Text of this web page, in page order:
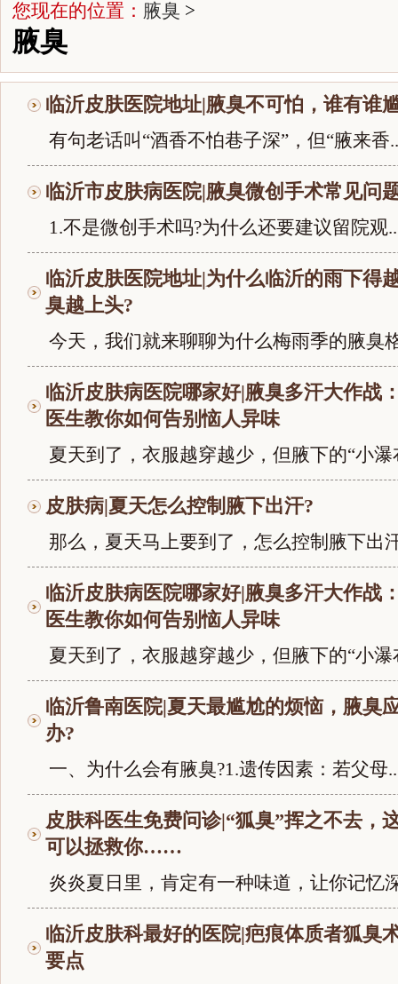
您现在的位置： 腋臭 >
腋臭
临沂皮肤医院地址|腋臭不可怕，谁有谁
有句老话叫“酒香不怕巷子深”，但“腋来
临沂市皮肤病医院|腋臭微创手术常见问
1.不是微创手术吗?为什么还要建议留院观
临沂皮肤医院地址|为什么临沂的雨下得
臭越上头?
今天，我们就来聊聊为什么梅雨季的腋臭
临沂皮肤病医院哪家好|腋臭多汗大作战
医生教你如何告别恼人异味
夏天到了，衣服越穿越少，但腋下的“小
皮肤病|夏天怎么控制腋下出汗?
那么，夏天马上要到了，怎么控制腋下出
临沂皮肤病医院哪家好|腋臭多汗大作战
医生教你如何告别恼人异味
夏天到了，衣服越穿越少，但腋下的“小
临沂鲁南医院|夏天最尴尬的烦恼，腋臭
办?
一、为什么会有腋臭?1.遗传因素：若父母
皮肤科医生免费问诊|“狐臭”挥之不去，
可以拯救你……
炎炎夏日里，肯定有一种味道，让你记忆
临沂皮肤科最好的医院|疤痕体质者狐臭
要点